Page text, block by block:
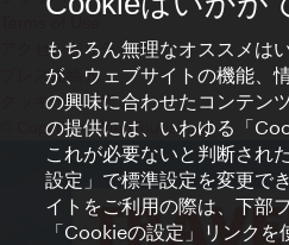
アクセシビリティ
プレス連絡先
クッキーの設定
© Copyright WienTourismus
もちろん無理なオススメは
が、ウェブサイトの機能、
の興味に合わせたコンテン
の提供には、いわゆる「
これが必要ないと判断され
設定」で標準設定を変更で
イトをご利用の際は、下部
「Cookieの設定」リンク